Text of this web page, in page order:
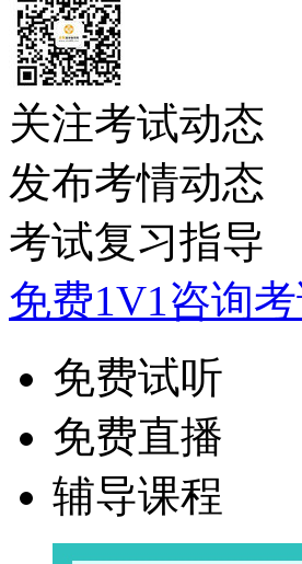
关注考试动态
发布考情动态
考试复习指导
免费1V1咨询
免费试听
免费直播
辅导课程